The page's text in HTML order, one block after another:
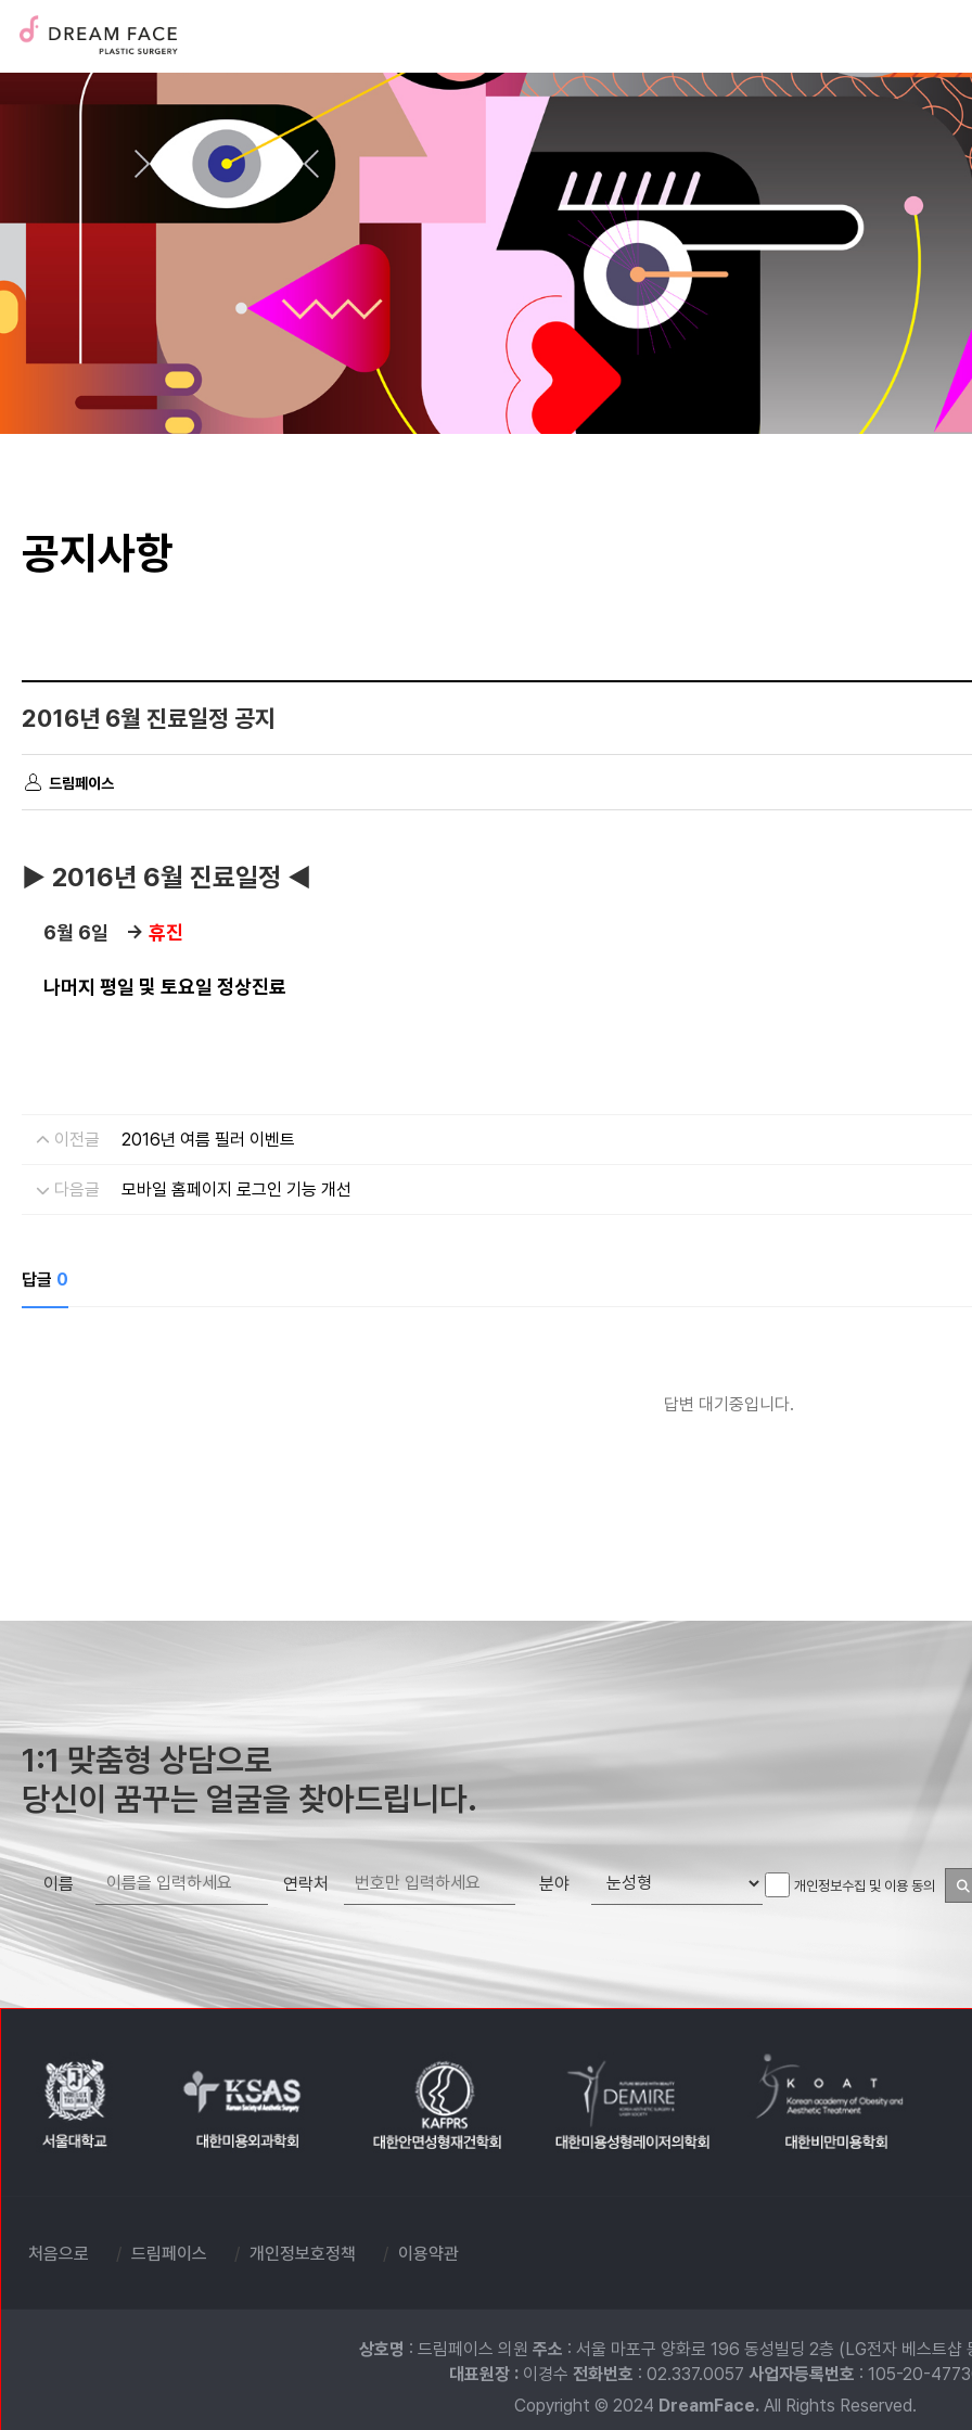
공지사항
2016년 6월 진료일정 공지
드림페이스
▶ 2016년 6월 진료일정 ◀
6월 6일 → 휴진
나머지 평일 및 토요일 정상진료
이전글 2016년 여름 필러 이벤트
다음글 모바일 홈페이지 로그인 기능 개선
답글 0
답변 대기중입니다.
1:1 맞춤형 상담으로
당신이 꿈꾸는 얼굴을 찾아드립니다.
이름 연락처 분야 개인정보수집 및 이용 동의
처음으로 드림페이스 개인정보호정책 이용약관
상호명 : 드림페이스 의원 주소 : 서울 마포구 양화로 196 동성빌딩 2층 (LG전자 베스트샵
대표원장 : 이경수 전화번호 : 02.337.0057 사업자등록번호 : 105-20-
Copyright © 2024 DreamFace. All Rights Reserved.